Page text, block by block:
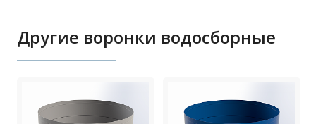
Другие воронки водосборные